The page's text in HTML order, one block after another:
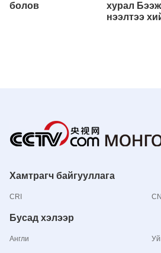
болов
хурал
нээлтээ
Хамтрагч байгууллага
CRI
Бусад хэлээр
Англи